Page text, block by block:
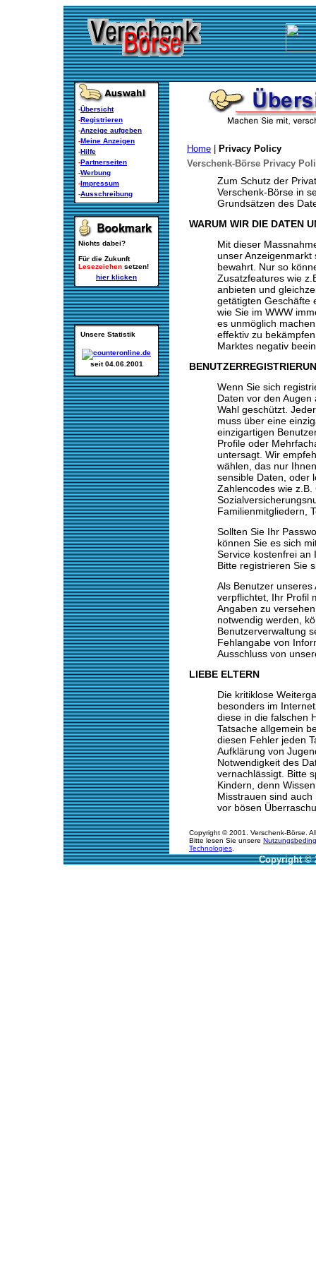
-Übersicht
-Registrieren
-Anzeige aufgeben
-Meine Anzeigen
-Hilfe
-Partnerseiten
-Werbung
-Impressum
-Ausschreibung
Nichts dabei?
Für die Zukunft
Lesezeichen setzen!
hier klicken
Unsere Statistik
seit 04.06.2001
Home
Privacy Policy
Verschenk-Börse Privacy
Zum Schutz der
Verschenk-Börse in
Grundsätzen des
WARUM WIR DIE DATEN
Mit dieser
unser Anzeigenmarkt
bewahrt. Nur so
Zusatzfeatures wie
anbieten und
getätigten Geschäfte
wie Sie im WWW
es unmöglich
effektiv zu
Marktes negativ
Wenn Sie sich
Daten vor den
Wahl geschützt.
muss über eine
einzigartigen
Profile oder
untersagt. Wir
wählen, das nur
sensible Daten, oder
Zahlencodes wie z.B.
Familienmitgliedern,
Sollten Sie Ihr
können Sie es sich
Service kostenfrei an
Bitte registrieren Sie
Als Benutzer
verpflichtet, Ihr Profil
Angaben zu
notwendig werden,
Benutzerverwaltung
Fehlangabe von
Ausschluss von
LIEBE ELTERN
Die kritiklose
besonders im
diese in die falschen
Tatsache allgemein
diesen Fehler jeden
Aufklärung von
Notwendigkeit des
vernachlässigt. Bitte
Kindern, denn
Misstrauen sind
vor bösen
Copyright © 2001. Verschenk-Börse.
Bitte lesen Sie unsere
Technologies
Copyright ©